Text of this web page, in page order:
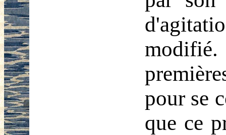
pour se
que ce